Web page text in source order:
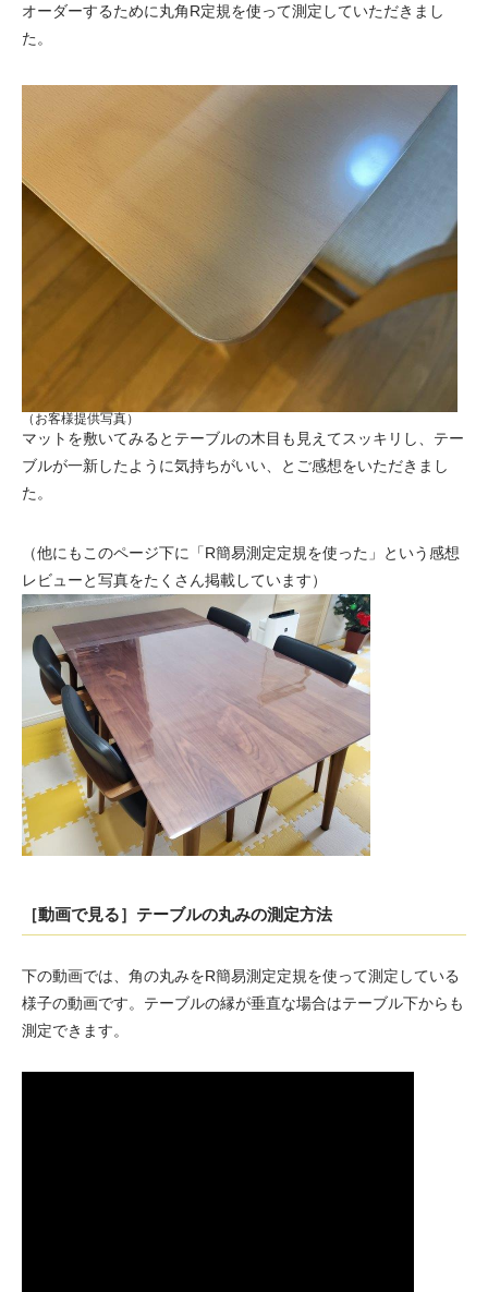
オーダーするために丸角R定規を使って測定していただきまし
た。
（お客様提供写真）
マットを敷いてみるとテーブルの木目も見えてスッキリし、テー
ブルが一新したように気持ちがいい、とご感想をいただきまし
た。
（他にもこのページ下に「R簡易測定定規を使った」という感想
レビューと写真をたくさん掲載しています）
［動画で見る］テーブルの丸みの測定方法
下の動画では、角の丸みをR簡易測定定規を使って測定している
様子の動画です。テーブルの縁が垂直な場合はテーブル下からも
測定できます。